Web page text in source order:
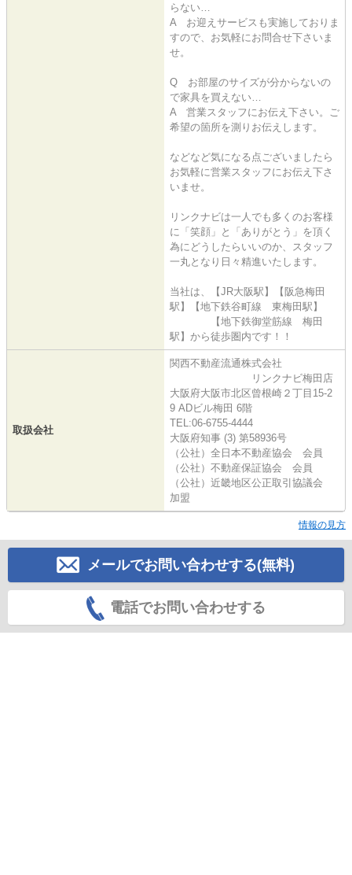
らない…
A お迎えサービスも実施しておりま
すので、お気軽にお問合せ下さいま
せ。
Q お部屋のサイズが分からないの
で家具を買えない…
A 営業スタッフにお伝え下さい。ご
希望の箇所を測りお伝えします。
などなど気になる点ございましたら
お気軽に営業スタッフにお伝え下さ
いませ。
リンクナビは一人でも多くのお客様
に「笑顔」と「ありがとう」を頂く
為にどうしたらいいのか、スタッフ
一丸となり日々精進いたします。
当社は、【JR大阪駅】【阪急梅田
駅】【地下鉄谷町線 東梅田駅】
【地下鉄御堂筋線 梅田
駅】から徒歩圏内です！！
取扱会社
関西不動産流通株式会社
リンクナビ梅田店
大阪府大阪市北区曾根崎２丁目15-2
9 ADビル梅田 6階
TEL:06-6755-4444
大阪府知事 (3) 第58936号
（公社）全日本不動産協会 会員
（公社）不動産保証協会 会員
（公社）近畿地区公正取引協議会
加盟
情報の見方
メールでお問い合わせする(無料)
電話でお問い合わせする